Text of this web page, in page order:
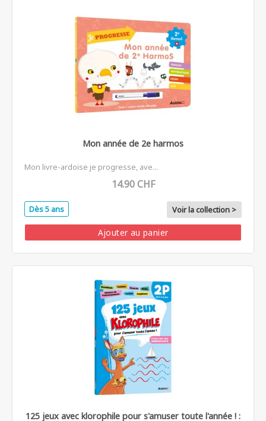
Mon année de 2e harmos
Mon livre-ardoise je progresse, ave...
14.90 CHF
Dès 5 ans Voir la collection >
Ajouter au panier
125 jeux avec klorophile pour s'amuser toute l'année ! :